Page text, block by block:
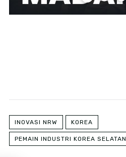
INOVASI NRW KOREA
PEMAIN INDUSTRI KOREA SELATAN